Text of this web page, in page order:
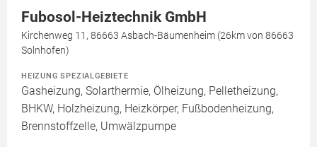
Fubosol-Heiztechnik GmbH
Kirchenweg 11, 86663 Asbach-Bäumenheim (26km von 86663
Solnhofen)
HEIZUNG SPEZIALGEBIETE
Gasheizung, Solarthermie, Ölheizung, Pelletheizung,
BHKW, Holzheizung, Heizkörper, Fußbodenheizung,
Brennstoffzelle, Umwälzpumpe